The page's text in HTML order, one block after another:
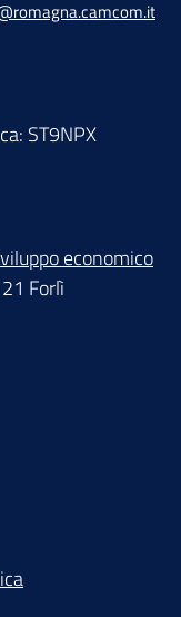
ST9NPX
economico
Forlì